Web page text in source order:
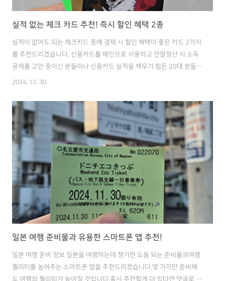
실적 없는 체크 카드 추천! 즉시 할인 혜택 2종
실적이 없어도 되는 체크카드 중에 결제 시 할인 혜택이 좋은 카드 2가지
를 추천드리겠습니다. 신용카드를 메인으로 사용하고 연말정산 시 소득
공제를 고민 중이신 분들이나 신용카드 실적을 채우기 힘든 20대 분들에
게 유용한 체크카드가 될 것 같습니다. 그리고 추가로 네이버 포인트 혜
인형 체크카드 2종 소개적립형 체크카드 1종 소개체크카드 연말 정
산 01 체크카드 혜택 타입 체크카드는 크게 할인형과 적립형이 있습니
다. 적립형은 대부분 카드사 포인트로 적립을 해주며, 카드 제휴사가 한
정적인 경우 또는 포인트 사용 조건이 있는 경우 매번 확인해서 사용하기
귀찮습니다. 때문에 저는 할인형 체크카드를 선호합니다. 할인형 체크카
드는 할인 조건에 ..
2024. 12. 30.
일본 여행 준비물과 유용한 스마트폰 앱 추천!
일본 여행 준비 정보 일본을 여행하는데 챙기면 도움 되는 준비물과여행
퀄리티를 높여주는 스마트폰 앱을 추천드리겠습니다.몇 가지만 준비해
도 여행의 퀄리티가 높아질 것입니다.혹시 추천할게 더 있다면 댓글로 공